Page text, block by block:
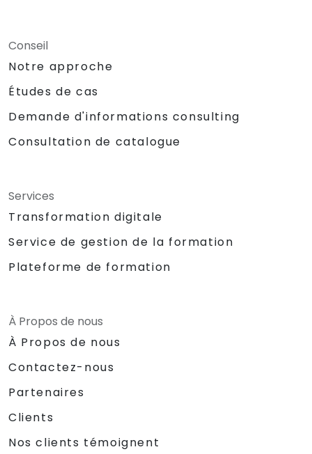
Conseil
Notre approche
Études de cas
Demande d'informations consulting
Consultation de catalogue
Services
Transformation digitale
Service de gestion de la formation
Plateforme de formation
À Propos de nous
À Propos de nous
Contactez-nous
Partenaires
Clients
Nos clients témoignent